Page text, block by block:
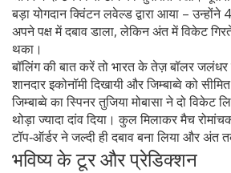
बड़ा योगदान क्विंटन लवेल्ड द्वारा आया –
अपने पक्ष में दबाव डाला, लेकिन अंत में विकेट
थका।
बॉलिंग की बात करें तो भारत के तेज़ बॉलर
शानदार इकोनॉमी दिखायी और जिम्बाब्वे को
जिम्बाब्वे का स्पिनर तुजिया मोबासा ने दो विकेट
थोड़ा ज्यादा दांव दिया। कुल मिलाकर मैच
टॉप‑ऑर्डर ने जल्दी ही दबाव बना लिया और अंत
भविष्य के टूर और प्रेडिक्शन